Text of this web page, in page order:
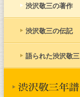
渋沢敬三の著作
渋沢敬三の伝記
語られた渋沢敬三